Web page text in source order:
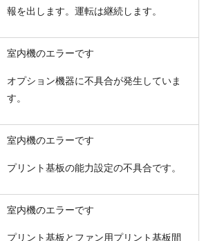
報を出します。運転は継続します。
室内機のエラーです
オプション機器に不具合が発生していま
す。
室内機のエラーです
プリント基板の能力設定の不具合です。
室内機のエラーです
プリント基板とファン用プリント基板間